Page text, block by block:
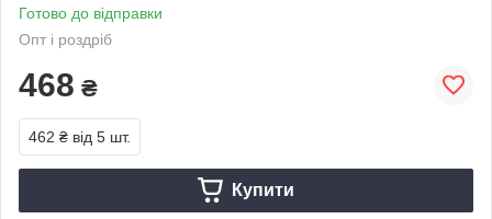
Готово до відправки
Опт і роздріб
468 ₴
462 ₴ від 5 шт.
Купити